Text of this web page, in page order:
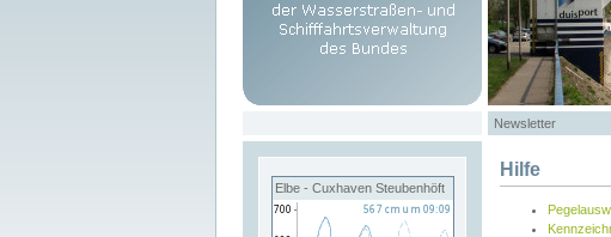
Newsletter
Elbe - Cuxhaven Steubenhöft
Hilfe